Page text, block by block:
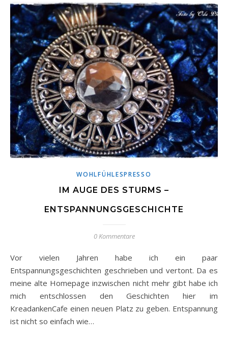
WOHLFÜHLESPRESSO
IM AUGE DES STURMS –
ENTSPANNUNGSGESCHICHTE
0 Kommentare
Vor vielen Jahren habe ich ein paar
Entspannungsgeschichten geschrieben und vertont. Da es
meine alte Homepage inzwischen nicht mehr gibt habe ich
mich entschlossen den Geschichten hier im
KreadankenCafe einen neuen Platz zu geben. Entspannung
ist nicht so einfach wie…